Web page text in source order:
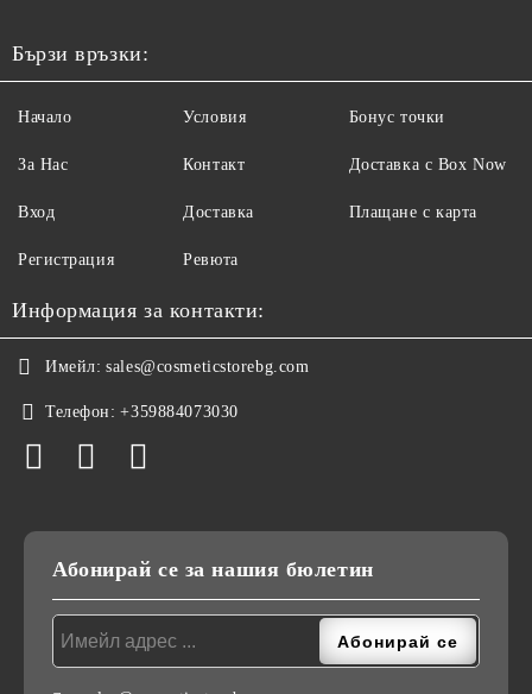
Бързи връзки:
Начало
За Нас
Вход
Регистрация
Условия
Контакт
Доставка
Ревюта
Бонус точки
Доставка с Box Now
Плащане с карта
Информация за контакти:
Имейл: sales@cosmeticstorebg.com
Телефон: +359884073030
Абонирай се за нашия бюлетин